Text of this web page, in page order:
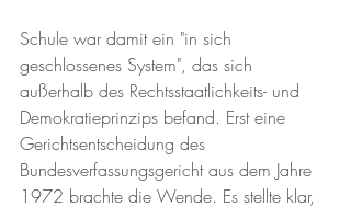
Schule war damit ein "in sich
geschlossenes System", das sich
außerhalb des Rechtsstaatlichkeits- und
Demokratieprinzips befand. Erst eine
Gerichtsentscheidung des
Bundesverfassungsgericht aus dem Jahre
1972 brachte die Wende. Es stellte klar,